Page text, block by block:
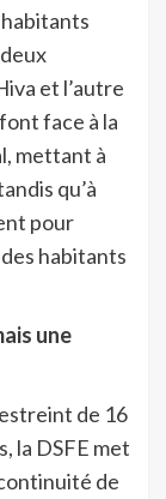
et l’autre
face à la
mettant à
qu’à
pour
habitants
une
de 16
la DSFE met
de